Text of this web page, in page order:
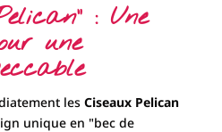
: Une
une
les Ciseaux Pelican
unique en "bec de